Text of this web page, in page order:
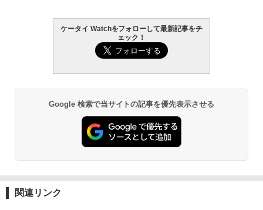
ケータイ Watchをフォローして最新記事をチ
ェック！
Google 検索で当サイトの記事を優先表示させる
関連リンク